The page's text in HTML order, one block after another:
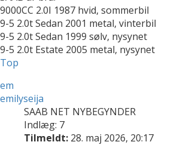
9000CC 2.0I 1987 hvid, sommerbil
9-5 2.0t Sedan 2001 metal, vinterbil
9-5 2.0t Sedan 1999 sølv, nysynet
9-5 2.0t Estate 2005 metal, nysynet
Top
em
emilyseija
SAAB NET NYBEGYNDER
Indlæg: 7
Tilmeldt: 28. maj 2026, 20:17